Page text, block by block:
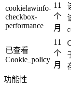
cookielawinfo-
checkbox-
performance
11
个
月
已查看
Cookie_policy
11
个
月
功能性